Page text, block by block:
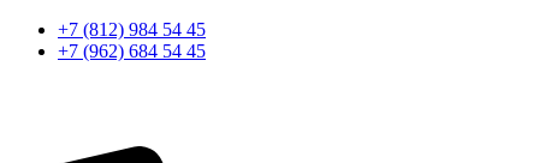
+7 (812) 984 54 45
+7 (962) 684 54 45